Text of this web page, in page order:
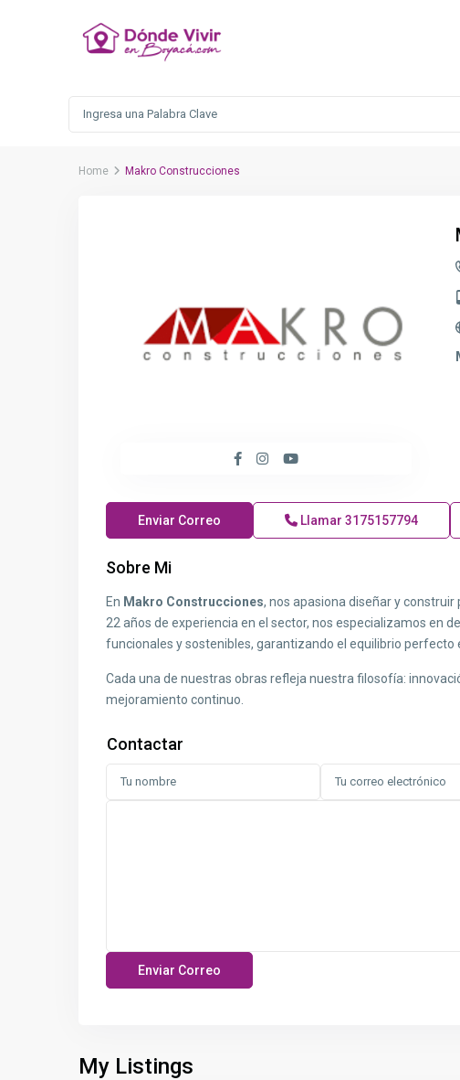
Home Makro Construcciones
Enviar Correo Llamar 3175157794
Sobre Mi
En Makro Construcciones, nos apasiona diseñar y
22 años de experiencia en el sector, nos especializamos en
funcionales y sostenibles, garantizando el equilibrio perfecto
Cada una de nuestras obras refleja nuestra filosofía:
mejoramiento continuo.
Contactar
My Listings